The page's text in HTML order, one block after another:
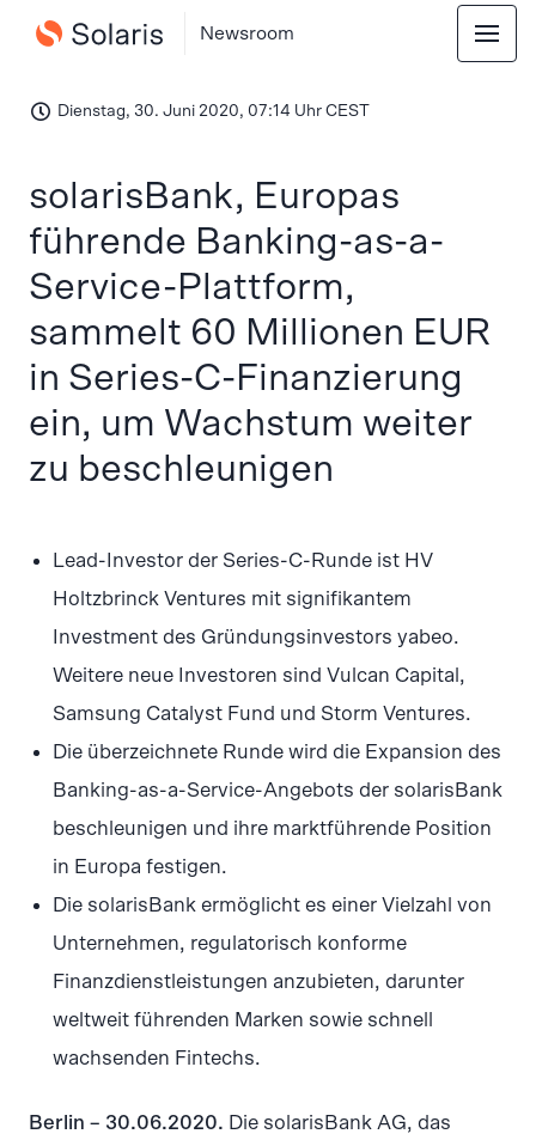
Newsroom
Dienstag, 30. Juni 2020, 07:14 Uhr CEST
solarisBank, Europas
führende Banking-as-a-
Service-Plattform,
sammelt 60 Millionen EUR
in Series-C-Finanzierung
ein, um Wachstum weiter
zu beschleunigen
Lead-Investor der Series-C-Runde ist HV
Holtzbrinck Ventures mit signifikantem
Investment des Gründungsinvestors yabeo.
Weitere neue Investoren sind Vulcan Capital,
Samsung Catalyst Fund und Storm Ventures.
Die überzeichnete Runde wird die Expansion des
Banking-as-a-Service-Angebots der solarisBank
beschleunigen und ihre marktführende Position
in Europa festigen.
Die solarisBank ermöglicht es einer Vielzahl von
Unternehmen, regulatorisch konforme
Finanzdienstleistungen anzubieten, darunter
weltweit führenden Marken sowie schnell
wachsenden Fintechs.
Berlin – 30.06.2020. Die solarisBank AG, das